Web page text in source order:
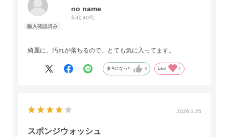
no name
年代:40代
綺麗に、汚れが落ちるので、とても気に入ってます。
参考になった 0 Like! 0
2026.1.25
スポンジウォッシュ